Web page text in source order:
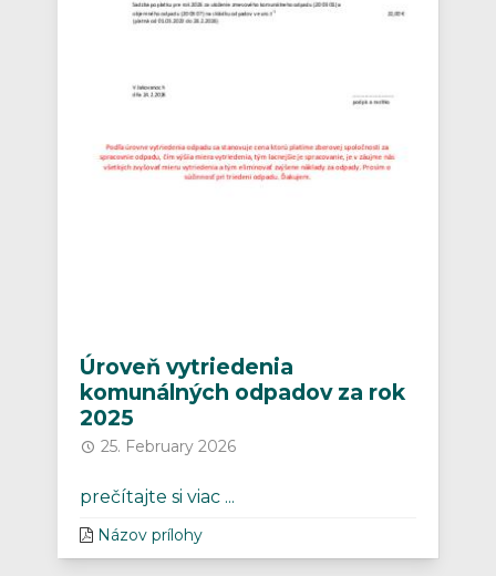
Úroveň vytriedenia
komunálných odpadov za rok
2025
25. February 2026
prečítajte si viac ...
Názov prílohy